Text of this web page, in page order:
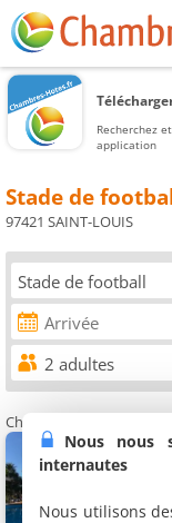
Recherchez
application
Stade de
97421 SAINT-LOUIS
Chambres d'hôtes à
Nous nous
internautes
Nous utilisons